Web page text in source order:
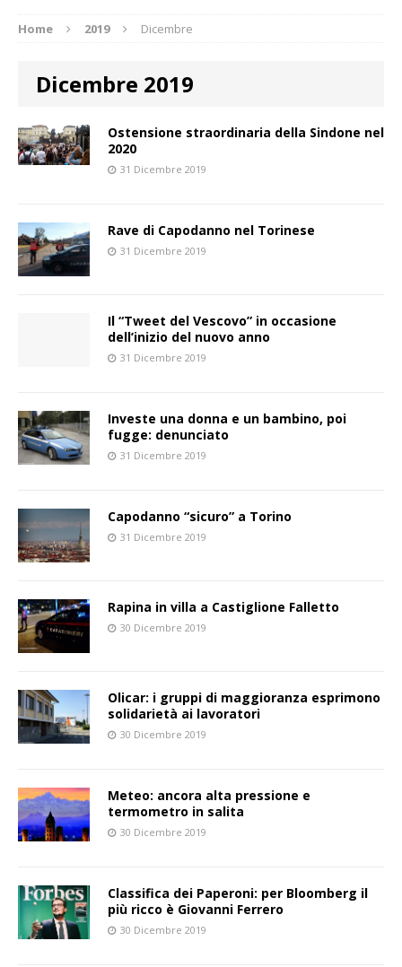
Home 2019 Dicembre
Dicembre 2019
Ostensione straordinaria della Sindone nel
2020
31 Dicembre 2019
Rave di Capodanno nel Torinese
31 Dicembre 2019
Il “Tweet del Vescovo” in occasione
dell’inizio del nuovo anno
31 Dicembre 2019
Investe una donna e un bambino, poi
fugge: denunciato
31 Dicembre 2019
Capodanno “sicuro” a Torino
31 Dicembre 2019
Rapina in villa a Castiglione Falletto
30 Dicembre 2019
Olicar: i gruppi di maggioranza esprimono
solidarietà ai lavoratori
30 Dicembre 2019
Meteo: ancora alta pressione e
termometro in salita
30 Dicembre 2019
Classifica dei Paperoni: per Bloomberg il
più ricco è Giovanni Ferrero
30 Dicembre 2019